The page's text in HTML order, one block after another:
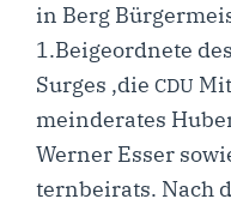
in Berg
1.Beigeordnete des
Sur­­ges ‚die CDU
mein­de­ra­tes
Wer­ner Esser
tern­bei­rats. Nach